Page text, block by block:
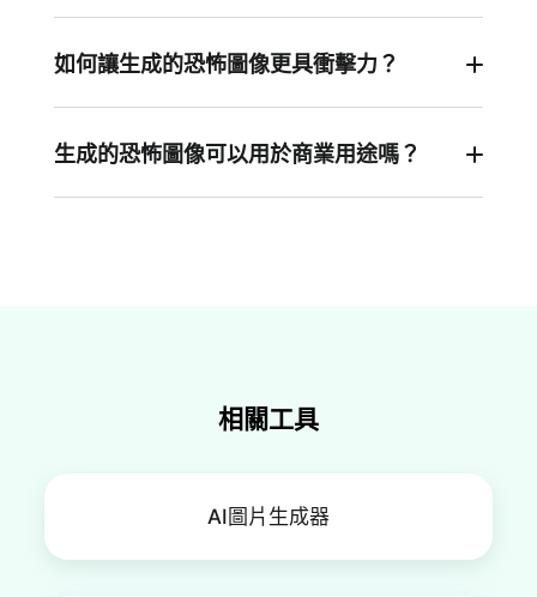
字描述轉換為獨特恐怖視覺作品的工具。無需設計
如何讓生成的恐怖圖像更具衝擊力？
昏暗、迷霧、腐朽、廢棄；情緒描寫，如陰冷微
生成的恐怖圖像可以用於商業用途嗎？
相關工具
AI圖片生成器